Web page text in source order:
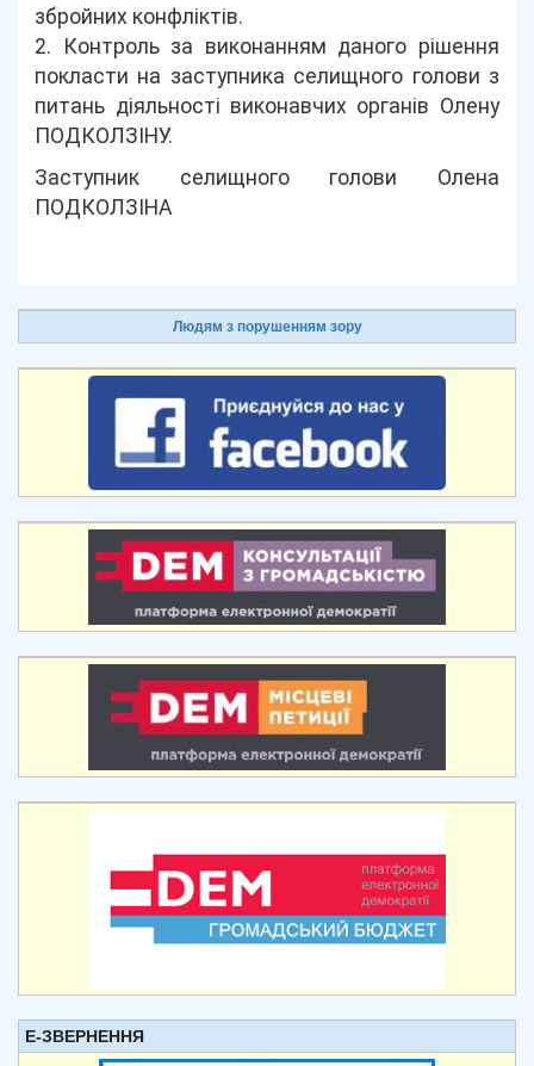
збройних конфліктів.
2. Контроль за виконанням даного рішення
покласти на заступника селищного голови з
питань діяльності виконавчих органів Олену
ПОДКОЛЗІНУ.
Заступник селищного голови Олена
ПОДКОЛЗІНА
Людям з порушенням зору
Е-ЗВЕРНЕННЯ